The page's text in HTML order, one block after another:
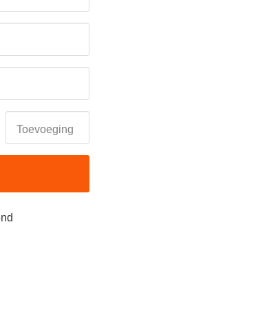
Toevoeging